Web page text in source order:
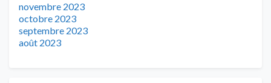
novembre 2023
octobre 2023
septembre 2023
août 2023